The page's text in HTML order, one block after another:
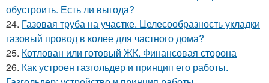
обустроить. Есть ли выгода?
24. Газовая труба на участке. Целесообразность укладки
газовый провод в колее для частного дома?
25. Котлован или готовый ЖК. Финансовая сторона
26. Как устроен газгольдер и принцип его работы.